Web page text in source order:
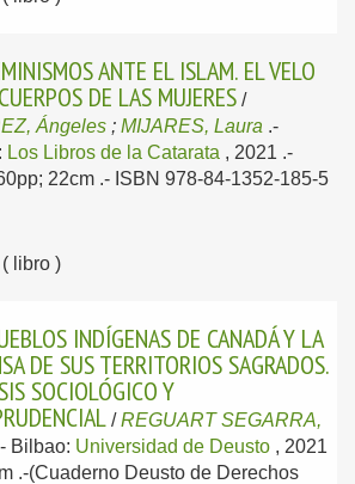
ANTE EL ISLAM. EL VELO
DE LAS MUJERES /
Ángeles ; MIJARES, Laura .-
Los Libros de la Catarata , 2021 .-
22cm .- ISBN 978-84-1352-185-5
libro )
INDÍGENAS DE CANADÁ Y LA
DE SUS TERRITORIOS SAGRADOS.
SOCIOLÓGICO Y
/REGUART SEGARRA,
Bilbao: Universidad de Deusto , 2021
.-(Cuaderno Deusto de Derechos